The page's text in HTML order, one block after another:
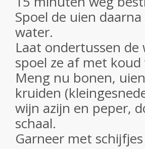
Spoel de uien
water.
Laat ondertussen
spoel ze af met koud
Meng nu bonen,
kruiden
wijn azijn en peper,
schaal.
Garneer met